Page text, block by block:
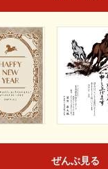
ぜんぶ見る